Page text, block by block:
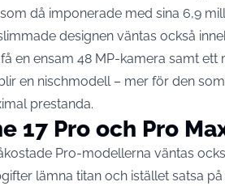
då imponerade med sina 6,9
designen väntas också
en ensam 48 MP-kamera samt ett
en nischmodell – mer för den
prestanda.
17 Pro och Pro
Pro-modellerna väntas
lämna titan och istället satsa